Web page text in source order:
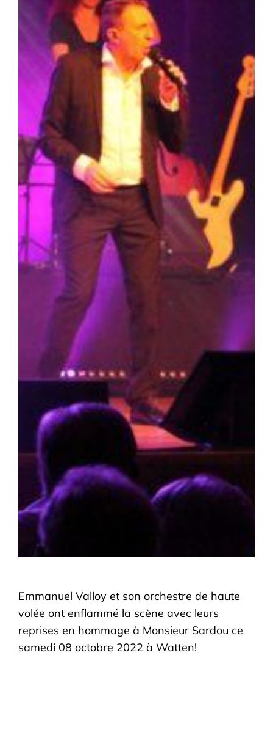
Emmanuel Valloy et son orchestre de haute
volée ont enflammé la scène avec leurs
reprises en hommage à Monsieur Sardou ce
samedi 08 octobre 2022 à Watten!